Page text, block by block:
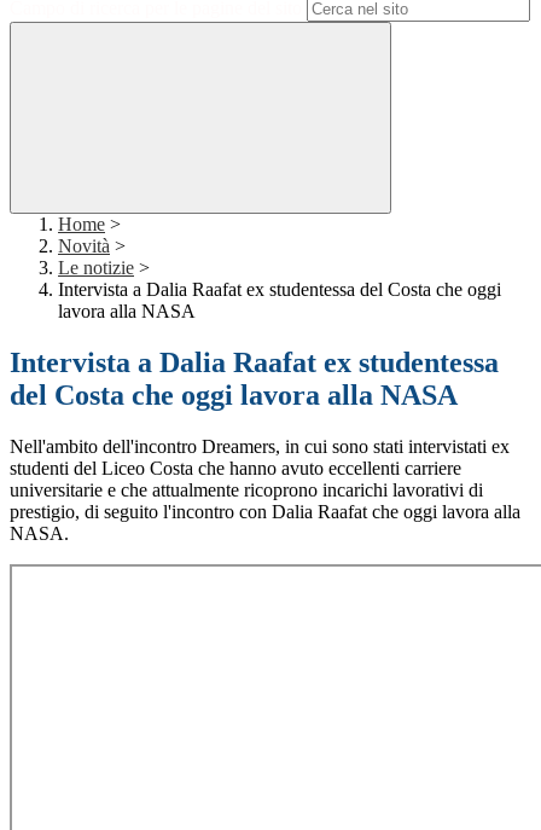
Home >
Novità >
Le notizie >
Intervista a Dalia Raafat ex studentessa del Costa che oggi
lavora alla NASA
Intervista a Dalia Raafat ex studentessa
del Costa che oggi lavora alla NASA
Nell'ambito dell'incontro Dreamers, in cui sono stati intervistati ex
studenti del Liceo Costa che hanno avuto eccellenti carriere
universitarie e che attualmente ricoprono incarichi lavorativi di
prestigio, di seguito l'incontro con Dalia Raafat che oggi lavora alla
NASA.